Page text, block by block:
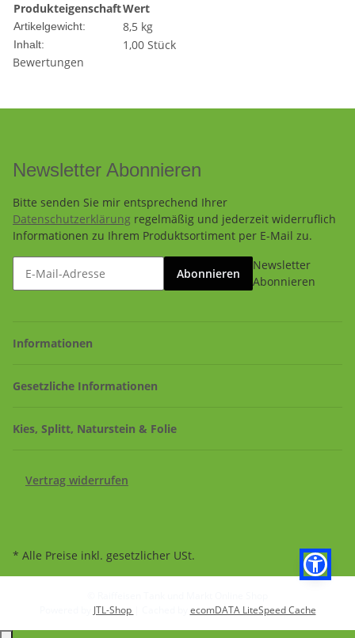
ProdukteigenschaftWert
Artikelgewicht: 8,5 kg
Inhalt:
1,00 Stück
Bewertungen
Newsletter Abonnieren
Bitte senden Sie mir entsprechend Ihrer
Datenschutzerklärung regelmäßig und jederzeit widerruflich
Informationen zu Ihrem Produktsortiment per E-Mail zu.
Abonnieren
Newsletter
Abonnieren
Informationen
Gesetzliche Informationen
Kies, Splitt, Naturstein & Folie
Vertrag widerrufen
* Alle Preise inkl. gesetzlicher USt.
JTL-Shop ecomDATA LiteSpeed Cache